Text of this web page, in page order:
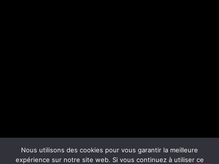
Nous utilisons des cookies pour vous garantir la meilleure
expérience sur notre site web. Si vous continuez à utiliser ce